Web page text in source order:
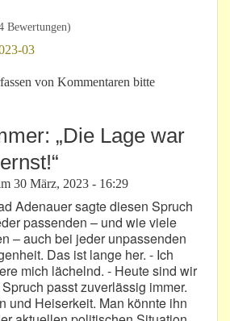
Bewertungen)
03
Ab Samstag sieht man beim ADAC
von Kommentaren bitte
„Die Lage war
30 März, 2023 - 16:29
Adenauer sagte diesen Spruch
passenden – und wie viele
– auch bei jeder unpassenden
Das ist lange her. - Ich
mich lächelnd. - Heute sind wir
passt zuverlässig immer.
und Heiserkeit. Man könnte ihn